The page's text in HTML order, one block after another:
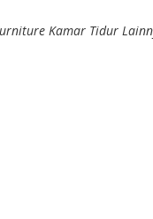
Kamar Tidur